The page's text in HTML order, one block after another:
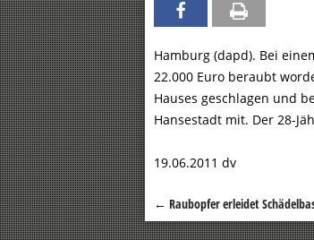
Hamburg (dapd). Bei
22.000 Euro beraubt
Hauses geschlagen und
Hansestadt mit. Der 28-
19.06.2011 dv
Beitragsnavigation
← Raubopfer erleidet